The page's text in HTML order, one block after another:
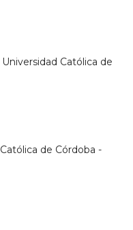
Católica de
de Córdoba -